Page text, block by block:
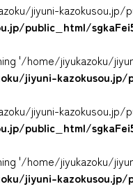
jiyuni-
public_html/
'/home/
jiyuni-
jiyuni-
public_html/
'/home/
jiyuni-